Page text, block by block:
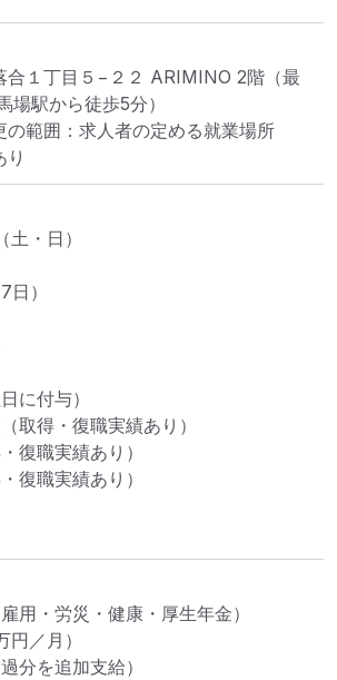
合１丁目５−２２ ARIMINO 2階 （最
場駅から徒歩5分）
範囲：求人者の定める就業場所
・日）
）
に付与）
取得・復職実績あり）
復職実績あり）
復職実績あり）
用・労災・健康・厚生年金）
／月）
分を追加支給）